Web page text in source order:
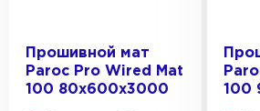
Прошивной мат
Paroc Pro Wired Mat
100 80х600х3000
100